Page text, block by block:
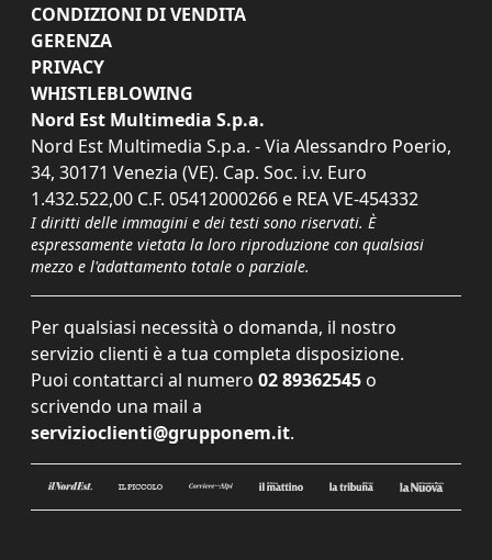
CONDIZIONI DI VENDITA
GERENZA
PRIVACY
WHISTLEBLOWING
Nord Est Multimedia S.p.a.
Nord Est Multimedia S.p.a. - Via Alessandro Poerio,
34, 30171 Venezia (VE). Cap. Soc. i.v. Euro
1.432.522,00 C.F. 05412000266 e REA VE-454332
I diritti delle immagini e dei testi sono riservati. È
espressamente vietata la loro riproduzione con qualsiasi
mezzo e l'adattamento totale o parziale.
Per qualsiasi necessità o domanda, il nostro
servizio clienti è a tua completa disposizione.
Puoi contattarci al numero 02 89362545 o
scrivendo una mail a
servizioclienti@grupponem.it.